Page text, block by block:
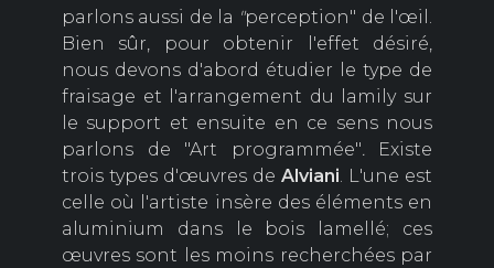
parlons aussi de la "perception" de l'œil.
Bien sûr, pour obtenir l'effet désiré,
nous devons d'abord étudier le type de
fraisage et l'arrangement du lamily sur
le support et ensuite en ce sens nous
parlons de "Art programmée".
Existe
trois types d'œuvres de Alviani. L'une est
celle où l'artiste insère des éléments en
aluminium dans le bois lamellé; ces
œuvres sont les moins recherchées par